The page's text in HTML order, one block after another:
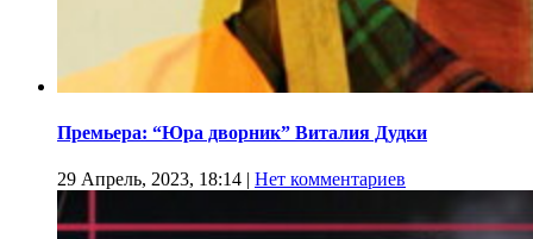
Премьера: “Юра дворник” Виталия Дудки
29 Апрель, 2023, 18:14 | Нет комментариев